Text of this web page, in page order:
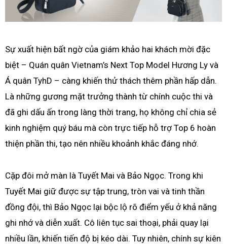
Sự xuất hiện bất ngờ của giám khảo hai khách mời đặc
biệt – Quán quân Vietnam’s Next Top Model Hương Ly và
Á quân TyhD – càng khiến thử thách thêm phần hấp dẫn.
Là những gương mặt trưởng thành từ chính cuộc thi và
đã ghi dấu ấn trong làng thời trang, họ không chỉ chia sẻ
kinh nghiệm quý báu mà còn trực tiếp hỗ trợ Top 6 hoàn
thiện phần thi, tạo nên nhiều khoảnh khắc đáng nhớ.
Cặp đôi mở màn là Tuyết Mai và Bảo Ngọc. Trong khi
Tuyết Mai giữ được sự tập trung, tròn vai và tinh thần
đồng đội, thì Bảo Ngọc lại bộc lộ rõ điểm yếu ở khả năng
ghi nhớ và diễn xuất. Cô liên tục sai thoại, phải quay lại
nhiều lần, khiến tiến độ bị kéo dài. Tuy nhiên, chính sự kiên